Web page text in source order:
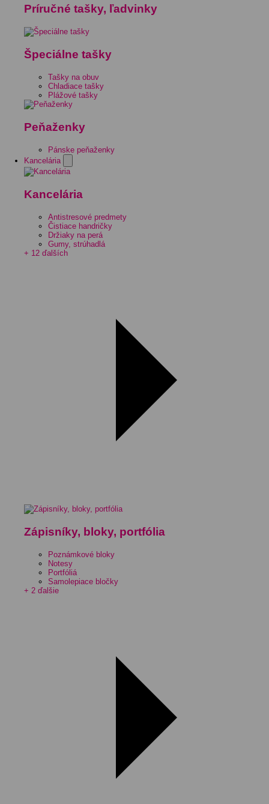
Príručné tašky, ľadvinky
Špeciálne tašky
Tašky na obuv
Chladiace tašky
Plážové tašky
Peňaženky
Pánske peňaženky
Kancelária
Kancelária
Antistresové predmety
Čistiace handričky
Držiaky na perá
Gumy, strúhadlá
+ 12 ďalších
Zápisníky, bloky, portfólia
Poznámkové bloky
Notesy
Portfóliá
Samolepiace bločky
+ 2 ďalšie